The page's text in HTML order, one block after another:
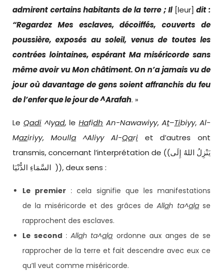
admirent certains habitants de la terre ; Il [leur] dit :
“Regardez Mes esclaves, décoiffés, couverts de
poussière, exposés au soleil, venus de toutes les
contrées lointaines, espérant Ma miséricorde sans
même avoir vu Mon châtiment. On n’a jamais vu de
jour où davantage de gens soient affranchis du feu
de l’enfer que le jour de ^Arafah. »
Le Qadi ^Iyad, le Hafidh An-Nawawiyy, At–Tibiyy, Al-
Maziriyy, Moulla^Aliyy Al-Qari et d’autres ont
transmis, concernant l’interprétation de ((يَنْزِلُ اللهُ إِلَى
السَّمَاءِ الدُّنْيَا )), deux sens :
Le premier : cela signifie que les manifestations
de la miséricorde et des grâces deAllah ta^alase
rapprochent des esclaves.
Le second :Allah ta^ala ordonne aux anges de se
rapprocher de la terre et fait descendre avec eux ce
qu’Il veut comme miséricorde.